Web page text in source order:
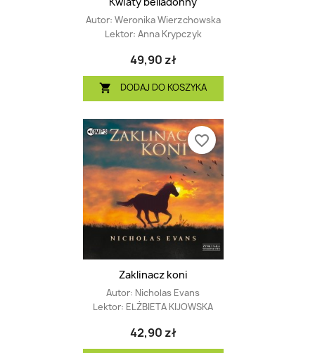
Autor: Weronika Wierzchowska
Lektor: Anna Krypczyk
49,90 zł
 DODAJ DO KOSZYKA
Zaklinacz koni
Autor: Nicholas Evans
Lektor: ELŻBIETA KIJOWSKA
42,90 zł
favorite_border